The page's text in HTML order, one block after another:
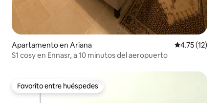
Apartamento en Ariana Calificación
4.75 (12)
S1 cosy en Ennasr, a 10 minutos del aeropuerto
Favorito entre huéspedes
Favorito entre huéspedes